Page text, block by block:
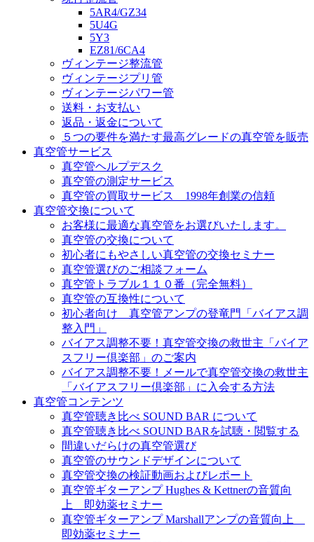
5AR4/GZ34
5U4G
5Y3
EZ81/6CA4
ヴィンテージ整流管
ヴィンテージプリ管
ヴィンテージパワー管
送料・お支払い
返品・返金について
５つの要件を満たす最高グレードの真空管を販売
真空管サービス
真空管ヘルプデスク
真空管の測定サービス
真空管の買取サービス 1998年創業の信頼
真空管交換について
お客様に最適な真空管をお選びいたします。
真空管の交換について
初心者にもやさしい真空管の交換セミナー
真空管選びのご相談フォーム
真空管トラブル１１０番（完全無料）
真空管の互換性について
初心者向け 真空管アンプの登竜門「バイアス調
整入門」
バイアス調整不要！真空管交換の救世主「バイア
スフリー倶楽部」のご案内
バイアス調整不要！メールで真空管交換の救世主
「バイアスフリー倶楽部」に入会する方法
真空管コンテンツ
真空管聴き比べ SOUND BAR について
真空管聴き比べ SOUND BARを試聴・閲覧する
間違いだらけの真空管選び
真空管のサウンドデザインについて
真空管交換の検証動画およびレポート
真空管ギターアンプ Hughes & Kettnerの音質向
上 即効薬セミナー
真空管ギターアンプ Marshallアンプの音質向上
即効薬セミナー